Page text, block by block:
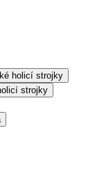
holicí strojky
strojky